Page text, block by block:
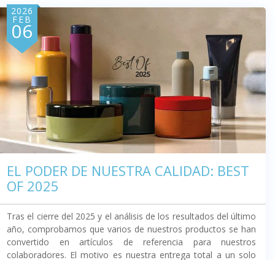
2026
FEB
06
EL PODER DE NUESTRA CALIDAD: BEST
OF 2025
Tras el cierre del 2025 y el análisis de los resultados del último
año, comprobamos que varios de nuestros productos se han
convertido en artículos de referencia para nuestros
colaboradores. El motivo es nuestra entrega total a un solo